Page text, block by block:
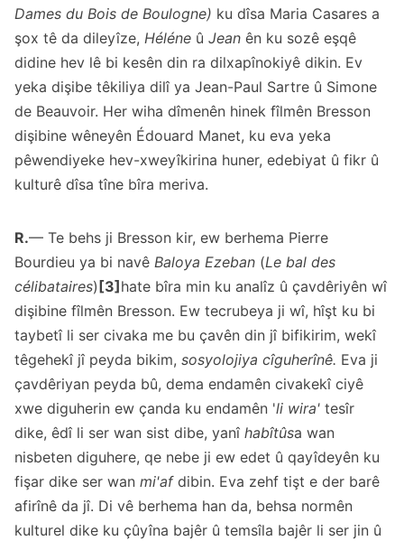
Dames du Bois de Boulogne) ku dîsa Maria Casares a
şox tê da dileyîze, Héléne û Jean ên ku sozê eşqê
didine hev lê bi kesên din ra dilxapînokiyê dikin. Ev
yeka dişibe têkiliya dilî ya Jean-Paul Sartre û Simone
de Beauvoir. Her wiha dîmenên hinek fîlmên Bresson
dişibine wêneyên Édouard Manet, ku eva yeka
pêwendiyeke hev-xweyîkirina huner, edebiyat û fikr û
kulturê dîsa tîne bîra meriva.
R.— Te behs ji Bresson kir, ew berhema Pierre
Bourdieu ya bi navê Baloya Ezeban (Le bal des
célibataires) [3] hate bîra min ku analîz û çavdêriyên wî
dişibine fîlmên Bresson. Ew tecrubeya ji wî, hîşt ku bi
taybetî li ser civaka me bu çavên din jî bifikirim, wekî
têgehekî jî peyda bikim, sosyolojiya cîguherînê. Eva ji
çavdêriyan peyda bû, dema endamên civakekî ciyê
xwe diguherin ew çanda ku endamên 'li wira' tesîr
dike, êdî li ser wan sist dibe, yanî habîtûsa wan
nisbeten diguhere, qe nebe ji ew edet û qayîdeyên ku
fişar dike ser wan mi'af dibin. Eva zehf tişt e der barê
afirînê da jî. Di vê berhema han da, behsa normên
kulturel dike ku çûyîna bajêr û temsîla bajêr li ser jin û